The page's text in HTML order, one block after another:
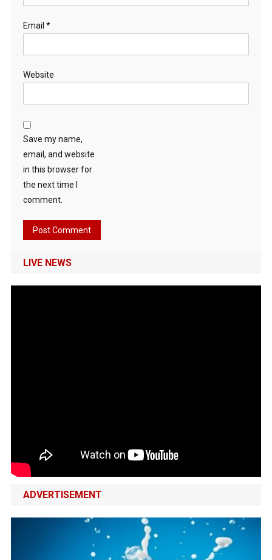
Email *
Website
Save my name,
email, and website
in this browser for
the next time I
comment.
LIVE NEWS
ADVERTISEMENT